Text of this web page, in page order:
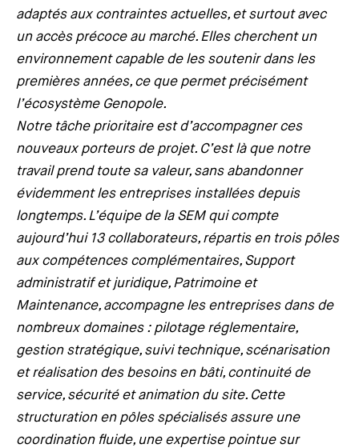
adaptés aux contraintes actuelles, et surtout avec
un accès précoce au marché. Elles cherchent un
environnement capable de les soutenir dans les
premières années, ce que permet précisément
l’écosystème Genopole.
Notre tâche prioritaire est d’accompagner ces
nouveaux porteurs de projet. C’est là que notre
travail prend toute sa valeur, sans abandonner
évidemment les entreprises installées depuis
longtemps. L’équipe de la SEM qui compte
aujourd’hui 13 collaborateurs, répartis en trois pôles
aux compétences complémentaires, Support
administratif et juridique, Patrimoine et
Maintenance, accompagne les entreprises dans de
nombreux domaines : pilotage réglementaire,
gestion stratégique, suivi technique, scénarisation
et réalisation des besoins en bâti, continuité de
service, sécurité et animation du site. Cette
structuration en pôles spécialisés assure une
coordination fluide, une expertise pointue sur